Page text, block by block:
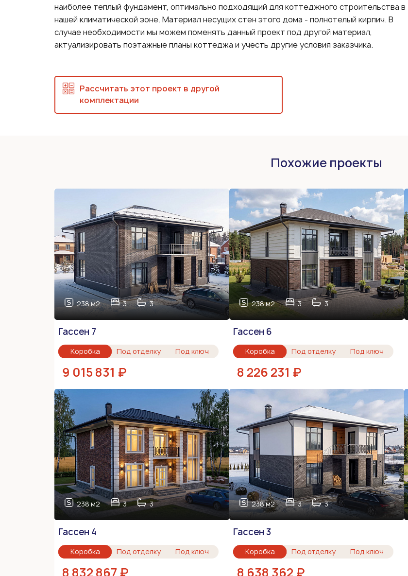
наиболее теплый фундамент, оптимально подходящий для коттеджного строительства в
нашей климатической зоне. Материал несущих стен этого дома - полнотелый кирпич. В
случае необходимости мы можем поменять данный проект под другой материал,
актуализировать поэтажные планы коттеджа и учесть другие условия заказчика.
Рассчитать этот проект в другой
комплектации
Похожие проекты
238 м2 3 3
Гассен 7
Коробка Под отделку Под ключ
9 015 831 ₽
238 м2 3 3
Гассен 6
Коробка Под отделку Под ключ
8 226 231 ₽
238 м2 3 3
Гассен 4
Коробка Под отделку Под ключ
8 832 867 ₽
238 м2 3 3
Гассен 3
Коробка Под отделку Под ключ
8 638 362 ₽